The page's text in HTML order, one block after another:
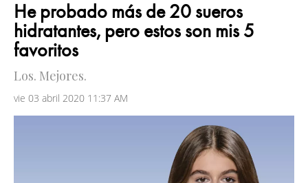
He probado más de 20 sueros
hidratantes, pero estos son mis 5
favoritos
Los. Mejores.
vie 03 abril 2020 11:37 AM